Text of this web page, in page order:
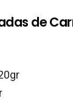
de